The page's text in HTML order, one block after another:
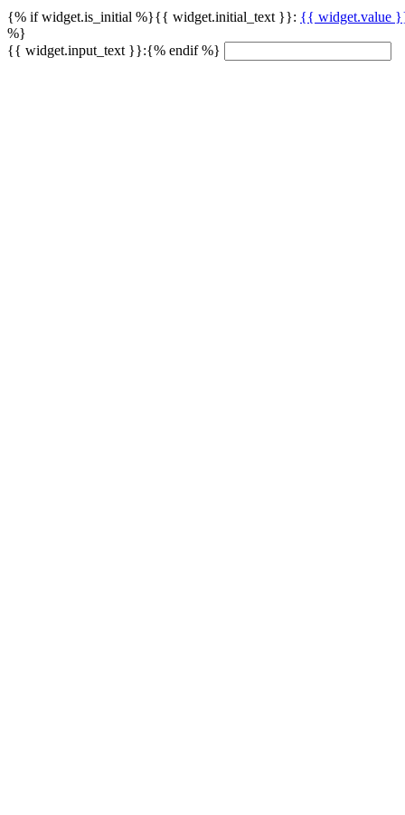
{% if widget.is_initial %}{{ widget.initial_text }}: {{ widget.value
%}
{{ widget.input_text }}:{% endif %}